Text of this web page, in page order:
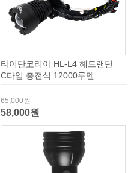
타이탄코리아 HL-L4 헤드랜턴
C타입 충전식 12000루멘
65,000원
58,000원